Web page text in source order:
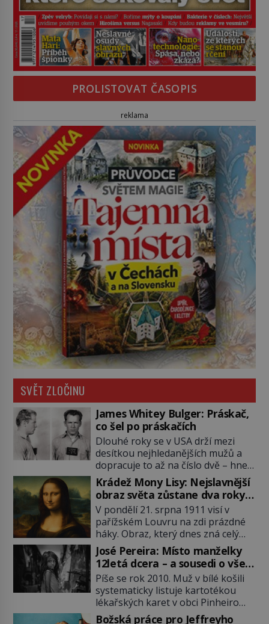
PROLISTOVAT ČASOPIS
reklama
SVĚT ZLOČINU
James Whitey Bulger: Práskač,
co šel po práskačích
Dlouhé roky se v USA drží mezi
desítkou nejhledanějších mužů a
dopracuje to až na číslo dvě – hned
po Usámovi bin Ládinovi (1957–
2011). To je James „Whitey“ Bulger
(1929–2018) viněný ze spoluúčasti
na 19 vraždách, vydírání a lichvy. A
samozřejmě, krom toho je ještě
drogový dealer, který neváhá
odstranit z cesty všechny práskače,
zatímco […]
Krádež Mony Lisy: Nejslavnější
obraz světa zůstane dva roky
nezvěstný
V pondělí 21. srpna 1911 visí v
pařížském Louvru na zdi prázdné
háky. Obraz, který dnes zná celý
svět, je pryč. Zpočátku si nikdo
nemyslí, že jde o krádež.
Zaměstnanci jsou přesvědčeni, že
Mona Lisa je jen v restaurátorské
dílně nebo u fotografa. Když se
ukáže pravda, propukne jeden z
největších honů na zloděje v […]
José Pereira: Místo manželky
12letá dcera – a sousedi o všem
vědí!
Píše se rok 2010. Muž v bílé košili
systematicky listuje kartotékou
lékařských karet v obci Pinheiro
ležící asi 20 kilometrů od farmy s
Božská práce pro Jeffreyho